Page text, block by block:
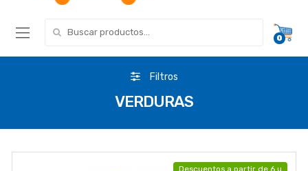
0
Filtros
VERDURAS
Descuentos a partir de 6 u